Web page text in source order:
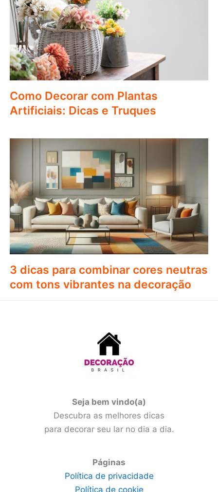
Como Decorar com Plantas
Artificiais: Dicas e Truques
3 dicas para combinar cores neutras
com tons vibrantes na decoração
Seja bem vindo(a)
Descubra as melhores dicas
para decorar seu lar no dia a dia.
Páginas
Política de privacidade
Política de cookie